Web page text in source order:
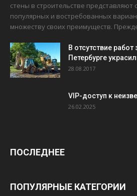
стены в строительстве представляют
популярных и востребованных
множеству своих преимуществ. Прежде
В отсутствие
Петербурге
28.08.2017
VIP-доступ к
26.02.2025
ПОСЛЕДНЕЕ
ПОПУЛЯРНЫЕ КАТЕГОРИИ